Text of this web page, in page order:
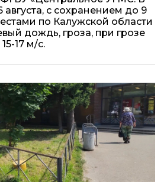
с сохранением до 9
по Калужской области
дождь, гроза, при грозе
17 м/с.